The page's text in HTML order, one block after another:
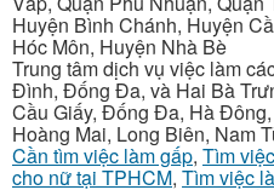
Huyện Bình Chánh, Huyện
Hóc Môn, Huyện Nhà Bè
Trung tâm dịch vụ việc làm
Đình, Đống Đa, và Hai Bà
Cầu Giấy, Đống Đa, Hà
Hoàng Mai, Long Biên, Nam
Cần tìm việc làm gấp, Tìm
cho nữ tại TPHCM, Tìm việc